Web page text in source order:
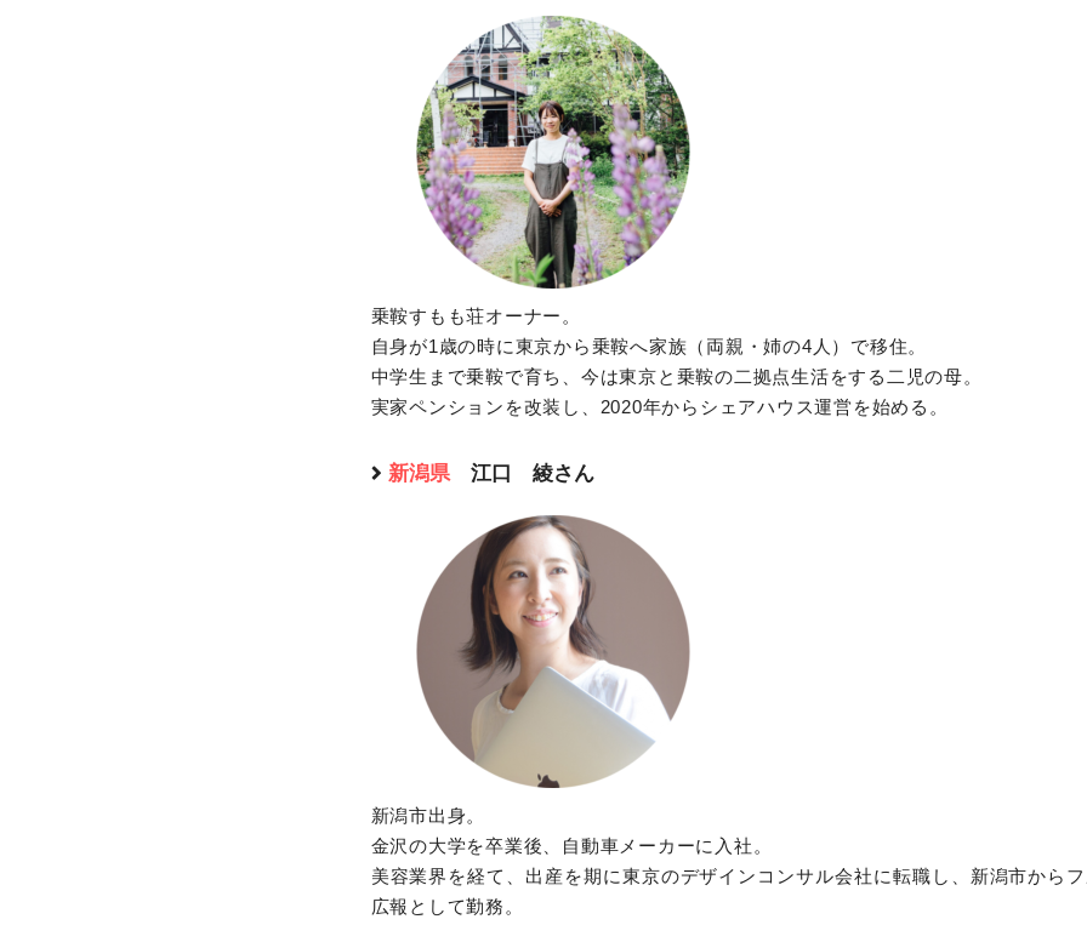
乗鞍すもも荘オーナー。
自身が1歳の時に東京から乗鞍へ家族（両親・姉の4人）で移住。
中学生まで乗鞍で育ち、今は東京と乗鞍の二拠点生活をする二児の母。
実家ペンションを改装し、2020年からシェアハウス運営を始める。
新潟県 江口 綾さん
新潟市出身。
金沢の大学を卒業後、自動車メーカーに入社。
美容業界を経て、出産を期に東京のデザインコンサル会社に転職し、新潟市からフ
広報として勤務。